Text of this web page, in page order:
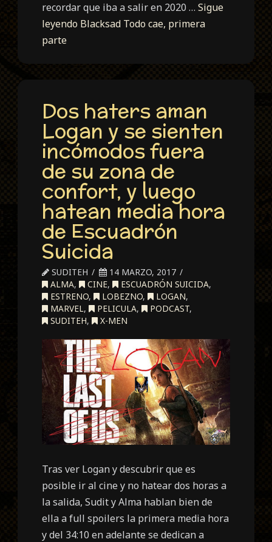
recordar que iba a salir en 2020 …Sigue
leyendo Blacksad Todo cae, primera
parte
Dos haters aman
Logan y se sienten
incómodos fuera
de su zona de
confort, y luego
hatean media hora
de Escuadrón
Suicida
SUDITEH
14 MARZO, 2017
ALMA, CINE, ESCUADRÓN SUICIDA,
ESTRENO, LOBEZNO, LOGAN,
MARVEL, PELICULA, PODCAST,
SUDITEH, X-MEN
Tras ver Logan y descubrir que es
posible ir al cine y no hatear dos horas a
la salida, Sudit y Alma hablan bien de
ella a full spoilers la primera media hora
y del 34:10 en adelante se dedican a